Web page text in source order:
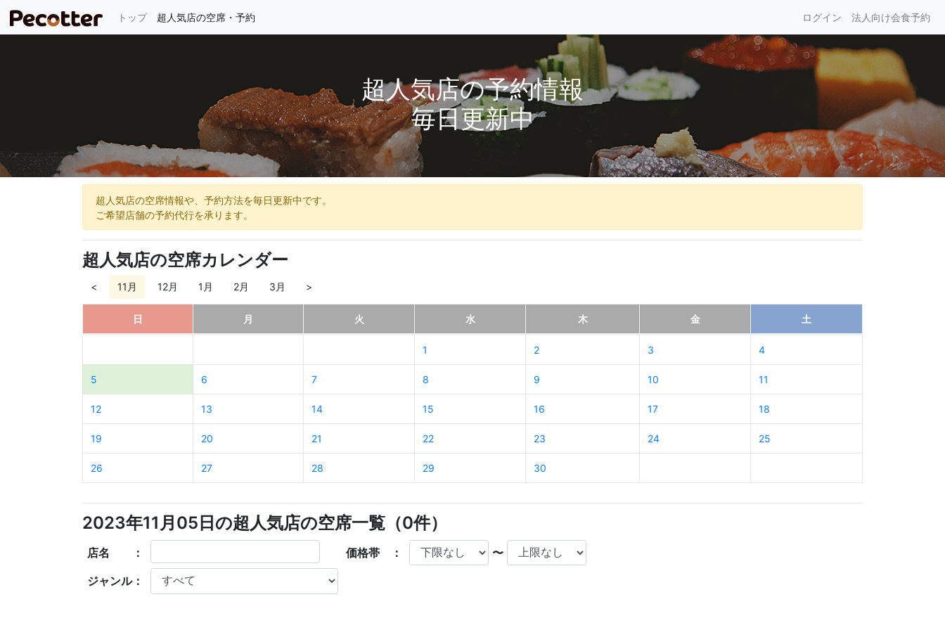
トップ(current)
超人気店の空席・予約 ログイン 法人向け会食予約
超人気店の予約情報
毎日更新中
超人気店の空席情報や、予約方法を毎日更新中です。
ご希望店舗の予約代行を承ります。
超人気店の空席カレンダー
< 11月 12月 1月 2月 3月 >
日 月 火 水 木 金 土
1 2 3 4
5 6 7 8 9 10 11
12 13 14 15 16 17 18
19 20 21 22 23 24 25
26 27 28 29 30
2023年11月05日の超人気店の空席一覧（0件）
店名 ： 価格帯 ： 〜
ジャンル：